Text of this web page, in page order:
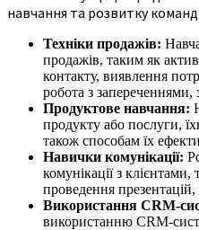
навчання та розвитку
Техніки продажів:
продажів, таким як
контакту, виявлення
робота з запереченнями,
Продуктове навчання:
продукту або послуги,
також способам їх
Навички комунікації:
комунікації з
проведення
Використання CRM-
використанню CRM-